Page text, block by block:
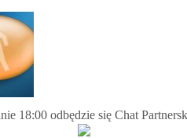
18:00 odbędzie się Chat